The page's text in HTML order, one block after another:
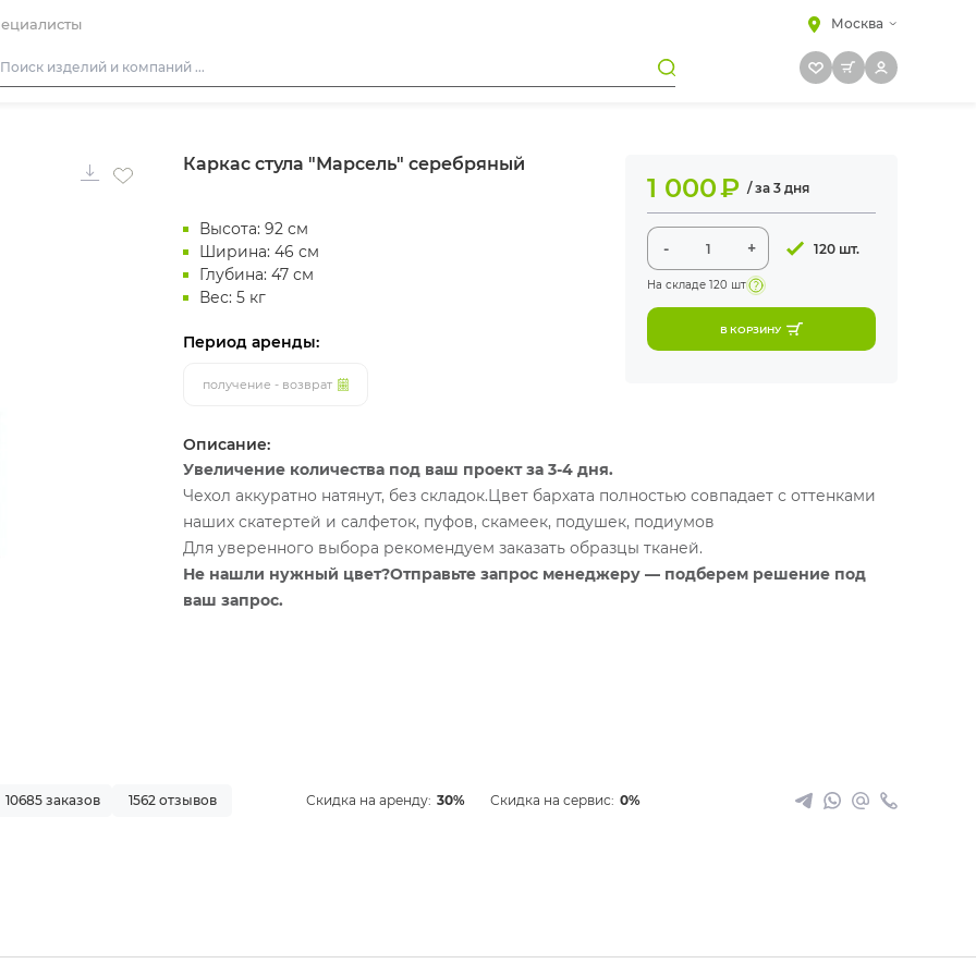
Москва
Каркас стула "Марсель" серебряный
Высота: 92 см
Ширина: 46 см
Глубина: 47 см
Вес: 5 кг
Период аренды:
получение - возврат
1 000₽ / за 3 дня
- + 120 шт.
На складе 120 шт
В КОРЗИНУ
Описание:
Увеличение количества под ваш проект за 3-4 дня.
Чехол аккуратно натянут, без складок.Цвет бархата полностью совпадает с оттенками
наших скатертей и салфеток, пуфов, скамеек, подушек, подиумов
Для уверенного выбора рекомендуем заказать образцы тканей.
Не нашли нужный цвет?Отправьте запрос менеджеру — подберем решение под
ваш запрос.
10685 заказов 1562 отзывов Скидка на аренду: 30% Скидка на сервис: 0%